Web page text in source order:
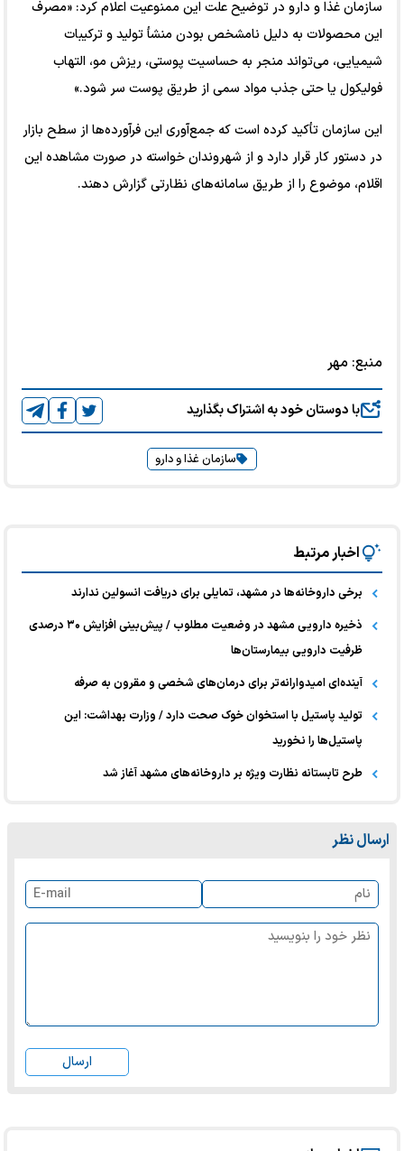
سازمان غذا و دارو در توضیح علت این ممنوعیت اعلام کرد: «مصرف
این محصولات به دلیل نامشخص بودن منشأ تولید و ترکیبات
شیمیایی، می‌تواند منجر به حساسیت پوستی، ریزش مو، التهاب
فولیکول یا حتی جذب مواد سمی از طریق پوست سر شود.»
این سازمان تأکید کرده است که جمع‌آوری این فرآورده‌ها از سطح بازار
در دستور کار قرار دارد و از شهروندان خواسته در صورت مشاهده این
اقلام، موضوع را از طریق سامانه‌های نظارتی گزارش دهند.
منبع: مهر
با دوستان خود به اشتراک بگذارید
سازمان غذا و دارو
اخبار مرتبط
برخی داروخانه‌ها در مشهد، تمایلی برای دریافت انسولین ندارند
ذخیره دارویی مشهد در وضعیت مطلوب / پیش‌بینی افزایش ۳۰ درصدی
ظرفیت دارویی بیمارستان‌ها
آینده‌ای امیدوارانه‌تر برای درمان‌های شخصی و مقرون به صرفه
تولید پاستیل‌ با استخوان خوک صحت دارد / وزارت بهداشت: این
پاستیل‌ها را نخورید
طرح تابستانه نظارت ویژه بر داروخانه‌های مشهد آغاز شد
ارسال نظر
ارسال